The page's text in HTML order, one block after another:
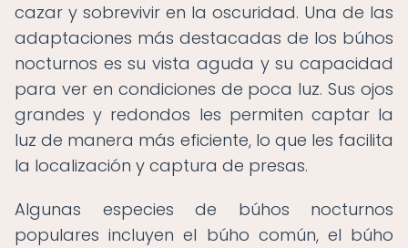
cazar y sobrevivir en la oscuridad. Una de las
adaptaciones más destacadas de los búhos
nocturnos es su vista aguda y su capacidad
para ver en condiciones de poca luz. Sus ojos
grandes y redondos les permiten captar la
luz de manera más eficiente, lo que les facilita
la localización y captura de presas.
Algunas especies de búhos nocturnos
populares incluyen el búho común, el búho